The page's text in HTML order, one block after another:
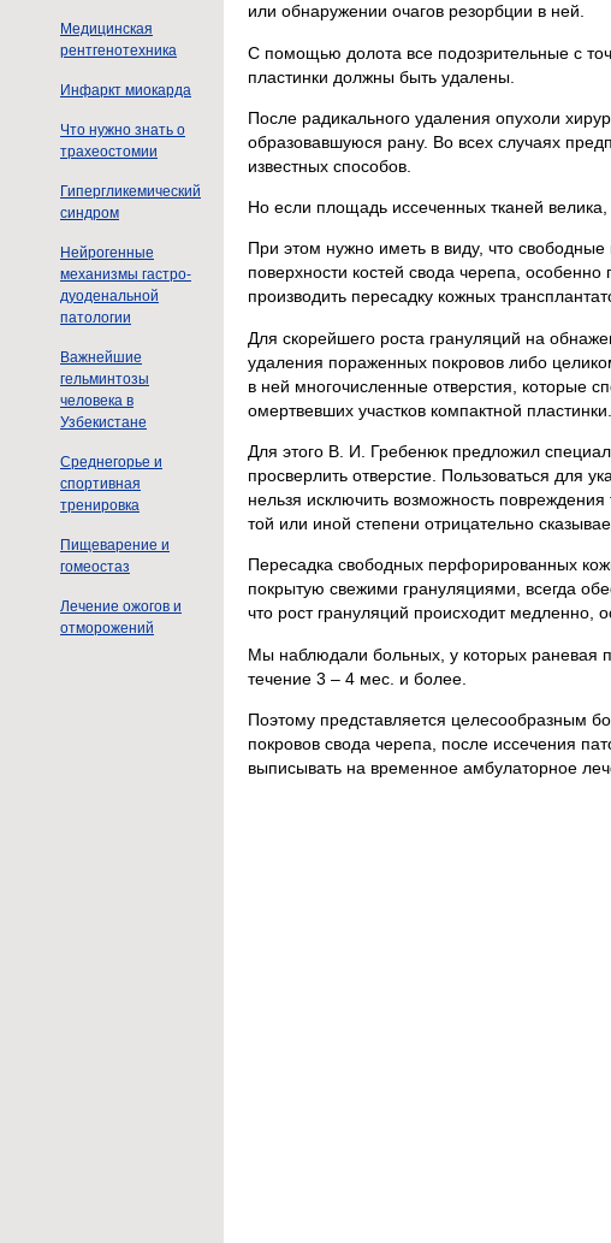
Медицинская
рентгенотехника
Инфаркт миокарда
Что нужно знать о
трахеостомии
Гипергликемический
синдром
Нейрогенные
механизмы гастро-
дуоденальной
патологии
Важнейшие
гельминтозы
человека в
Узбекистане
Среднегорье и
спортивная
тренировка
Пищеварение и
гомеостаз
Лечение ожогов и
отморожений
или обнаружении очагов резорбции в ней.
С помощью долота все подозрительные с
пластинки должны быть удалены.
После радикального удаления опухоли
образовавшуюся рану. Во всех случаях
известных способов.
Но если площадь иссеченных тканей
При этом нужно иметь в виду, что
поверхности костей свода черепа,
производить пересадку кожных
Для скорейшего роста грануляций на
удаления пораженных покровов либо
в ней многочисленные отверстия, которые
омертвевших участков компактной
Для этого В. И. Гребенюк предложил
просверлить отверстие. Пользоваться для
нельзя исключить возможность
той или иной степени отрицательно
Пересадка свободных перфорированных
покрытую свежими грануляциями, всегда
что рост грануляций происходит медленно,
Мы наблюдали больных, у которых раневая
течение 3 – 4 мес. и более.
Поэтому представляется целесообразным
покровов свода черепа, после иссечения
выписывать на временное амбулаторное